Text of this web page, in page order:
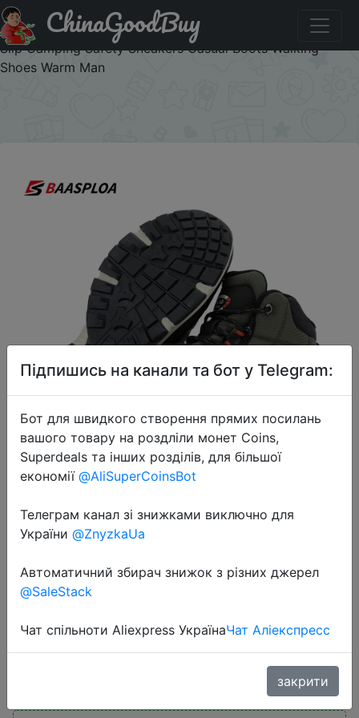
Паридбати з промокодом SLVF2D9JAHRS Baasploa
Winter Men Outdoor Shoes Hiking Shoe Waterproof Non-
Slip Camping Safety Sneakers Casual Boots Walking
Shoes Warm Man
ChinaGoodBuy
Baasploa Winter Men Outdoor
Shoes Hiking Shoe Waterproof Non-
Casual Boots Walking Shoes Warm
Man
$29.29
Підпишись на канали та бот у Telegram:
Бот для швидкого створення прямих посилань
вашого товару на роздліли монет Coins,
Superdeals та інших розділів, для більшої
економії @AliSuperCoinsBot
Телеграм канал зі знижками виключно для
України @ZnyzkaUa
Автоматичний збирач знижок з різних джерел
@SaleStack
Чат спільноти Aliexpress УкраїнаЧат Аліекспресс
закрити